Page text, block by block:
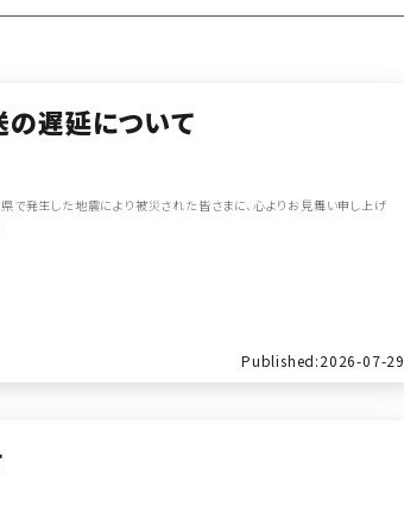
の遅延について
で発生した地震により被災された皆さまに、心よりお見舞い申し上げ
Published:2026-07-29